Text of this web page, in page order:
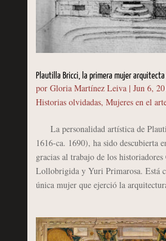
Plautilla Bricci, la primera mujer
por Gloria Martínez Leiva| Jun 6,
Historias olvidadas, Mujeres en el
La personalidad artística de
1616-ca. 1690), ha sido descubierta
gracias al trabajo de los historiadores
Lollobrigida y Yuri Primarosa. Está
única mujer que ejerció la